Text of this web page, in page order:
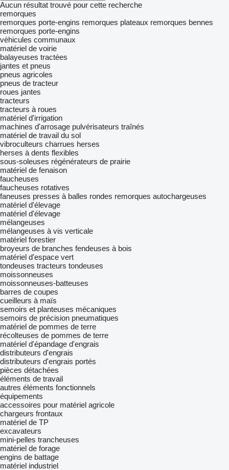
Aucun résultat trouvé pour cette recherche
remorques
remorques porte-engins remorques plateaux remorques bennes
remorques porte-engins
véhicules communaux
matériel de voirie
balayeuses tractées
jantes et pneus
pneus agricoles
pneus de tracteur
roues jantes
tracteurs
tracteurs à roues
matériel d'irrigation
machines d'arrosage pulvérisateurs traînés
matériel de travail du sol
vibroculteurs charrues herses
herses à dents flexibles
sous-soleuses régénérateurs de prairie
matériel de fenaison
faucheuses
faucheuses rotatives
faneuses presses à balles rondes remorques autochargeuses
matériel d'élevage
matériel d'élevage
mélangeuses
mélangeuses à vis verticale
matériel forestier
broyeurs de branches fendeuses à bois
matériel d'espace vert
tondeuses tracteurs tondeuses
moissonneuses
moissonneuses-batteuses
barres de coupes
cueilleurs à maïs
semoirs et planteuses mécaniques
semoirs de précision pneumatiques
matériel de pommes de terre
récolteuses de pommes de terre
matériel d'épandage d'engrais
distributeurs d'engrais
distributeurs d'engrais portés
pièces détachées
éléments de travail
autres éléments fonctionnels
équipements
accessoires pour matériel agricole
chargeurs frontaux
matériel de TP
excavateurs
mini-pelles trancheuses
matériel de forage
engins de battage
matériel industriel